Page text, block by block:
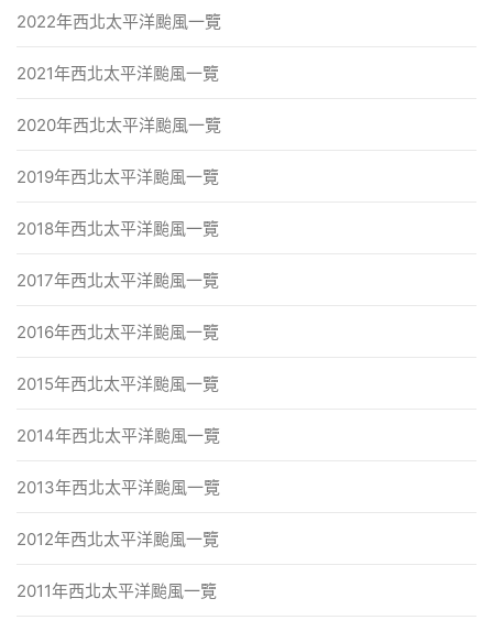
2022年西北太平洋颱風一覽
2021年西北太平洋颱風一覽
2020年西北太平洋颱風一覽
2019年西北太平洋颱風一覽
2018年西北太平洋颱風一覽
2017年西北太平洋颱風一覽
2016年西北太平洋颱風一覽
2015年西北太平洋颱風一覽
2014年西北太平洋颱風一覽
2013年西北太平洋颱風一覽
2012年西北太平洋颱風一覽
2011年西北太平洋颱風一覽